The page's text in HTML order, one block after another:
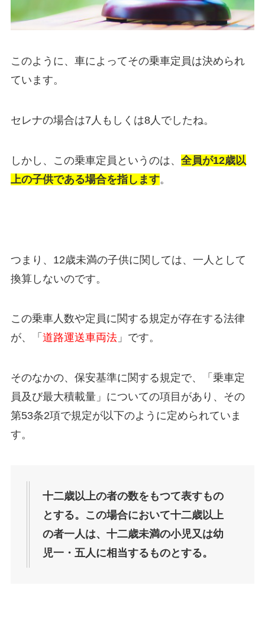
このように、車によってその乗車定員は決められ
ています。
セレナの場合は7人もしくは8人でしたね。
しかし、この乗車定員というのは、 全員が12歳以
上の子供である場合を指します。
つまり、12歳未満の子供に関しては、一人として
換算しないのです。
この乗車人数や定員に関する規定が存在する法律
が、「 道路運送車両法」です。
そのなかの、保安基準に関する規定で、「乗車定
員及び最大積載量」についての項目があり、その
第53条2項で規定が以下のように定められていま
す。
十二歳以上の者の数をもつて表すもの
とする。この場合において十二歳以上
の者一人は、十二歳未満の小児又は幼
児一・五人に相当するものとする。